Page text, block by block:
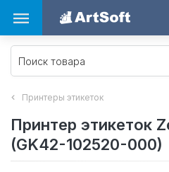
Принтеры этикеток
Принтер этикеток
(GK42-102520-000)